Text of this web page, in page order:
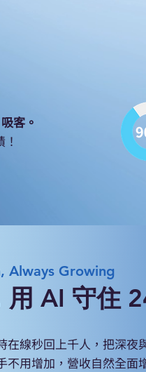
客。
動您的Genii-S
Always Growing
用 AI 守住
在線秒回上千人，把深夜
用增加，營收自然全面